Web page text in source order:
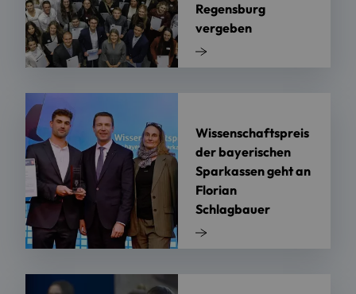
Regensburg
vergeben
Wissenschaftspreis
der bayerischen
Sparkassen geht an
Florian
Schlagbauer